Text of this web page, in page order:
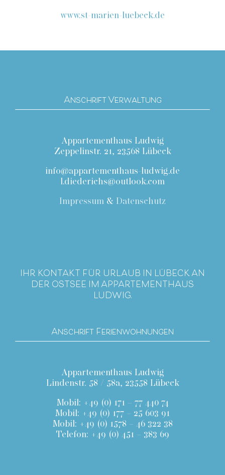
www.st-marien-luebeck.de
Anschrift Verwaltung
Appartementhaus Ludwig
Zeppelinstr. 21, 23568 Lübeck
info@appartementhaus-ludwig.de
l.diederichs@outlook.com
Impressum & Datenschutz
IHR KONTAKT FÜR URLAUB IN LÜBECK AN
DER OSTSEE IM APPARTEMENTHAUS
LUDWIG.
Anschrift Ferienwohnungen
Appartementhaus Ludwig
Lindenstr. 58 / 58a, 23558 Lübeck
Mobil: +49 (0) 171 – 77 440 74
Mobil: +49 (0) 177 – 25 603 91
Mobil: +49 (0) 1578 – 46 322 38
Telefon: +49 (0) 451 – 383 69